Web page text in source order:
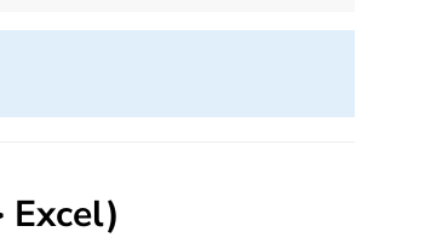
استرجاع أسعار الصرف الفعلية باستخدام Kutools لـ Excel (جميع إصدارات Excel)